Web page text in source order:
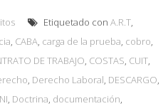
Etiquetado con A.R.T,
, CABA, carga de la prueba, cobro,
DE TRABAJO, COSTAS, CUIT,
, Derecho Laboral, DESCARGO,
, Doctrina, documentación,